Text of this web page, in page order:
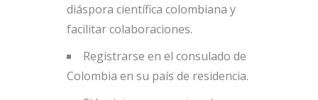
diáspora científica colombiana y
facilitar colaboraciones.
Registrarse en el consulado de
Colombia en su país de residencia.